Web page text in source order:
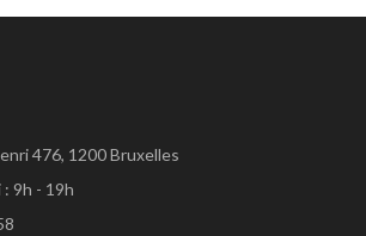
476, 1200 Bruxelles
: 9h - 19h